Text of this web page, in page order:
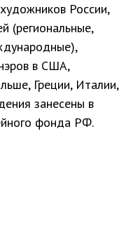
России,
(региональные,
в США,
Греции, Италии,
занесены в
фонда РФ.